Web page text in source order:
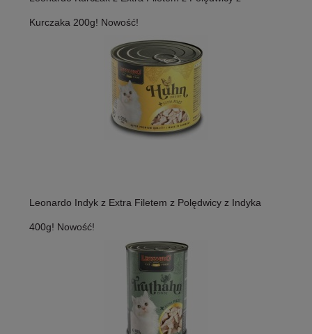
Kurczaka 200g! Nowość!
Leonardo Indyk z Extra Filetem z Polędwicy z Indyka
400g! Nowość!